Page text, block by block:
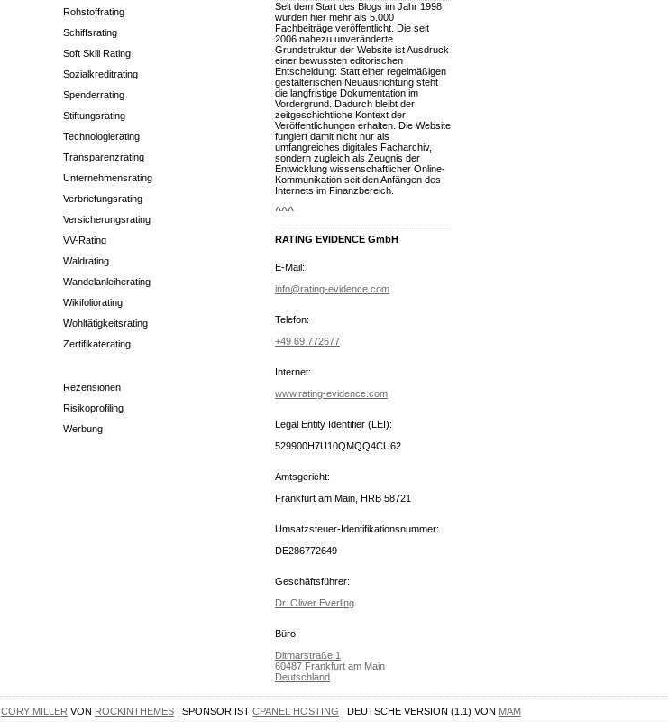
Rohstoffrating
Schiffsrating
Soft Skill Rating
Sozialkreditrating
Spenderrating
Stiftungsrating
Technologierating
Transparenzrating
Unternehmensrating
Verbriefungsrating
Versicherungsrating
VV-Rating
Waldrating
Wandelanleiherating
Wikifoliorating
Wohltätigkeitsrating
Zertifikaterating
Rezensionen
Risikoprofiling
Werbung
Seit dem Start des Blogs im Jahr 1998
wurden hier mehr als 5.000
Fachbeiträge veröffentlicht. Die seit
2006 nahezu unveränderte
Grundstruktur der Website ist Ausdruck
einer bewussten editorischen
Entscheidung: Statt einer regelmäßigen
gestalterischen Neuausrichtung steht
die langfristige Dokumentation im
Vordergrund. Dadurch bleibt der
zeitgeschichtliche Kontext der
Veröffentlichungen erhalten. Die Website
fungiert damit nicht nur als
umfangreiches digitales Facharchiv,
sondern zugleich als Zeugnis der
Entwicklung wissenschaftlicher Online-
Kommunikation seit den Anfängen des
Internets im Finanzbereich.
^^^
RATING EVIDENCE GmbH
E-Mail:
info@rating-evidence.com
Telefon:
+49 69 772677
Internet:
www.rating-evidence.com
Legal Entity Identifier (LEI):
529900H7U10QMQQ4CU62
Amtsgericht:
Frankfurt am Main, HRB 58721
Umsatzsteuer-Identifikationsnummer:
DE286772649
Geschäftsführer:
Dr. Oliver Everling
Büro:
Ditmarstraße 1
60487 Frankfurt am Main
Deutschland
CORY MILLER VON ROCKINTHEMES | SPONSOR IST CPANEL HOSTING | DEUTSCHE VERSION (1.1) VON MAM